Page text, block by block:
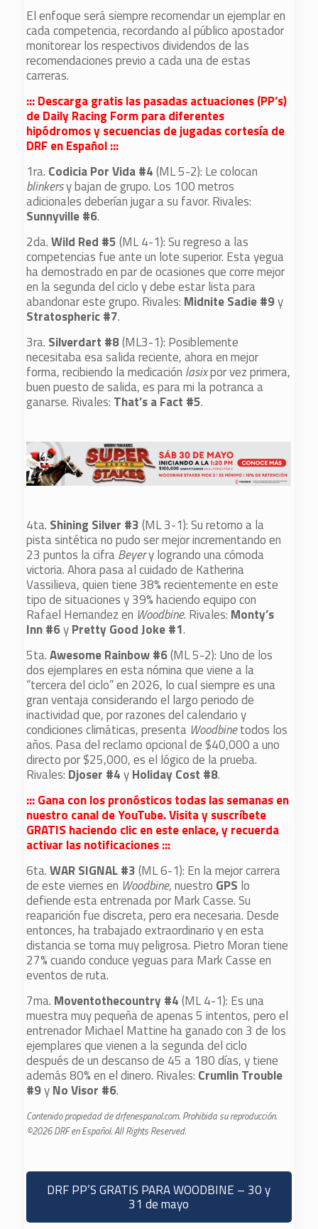
El enfoque será siempre recomendar un ejemplar en
cada competencia, recordando al público apostador
monitorear los respectivos dividendos de las
recomendaciones previo a cada una de estas
carreras.
::: Descarga gratis las pasadas actuaciones (PP’s)
de Daily Racing Form para diferentes
hipódromos y secuencias de jugadas cortesía de
DRF en Español :::
1ra. Codicia Por Vida #4(ML 5-2): Le colocan
blinkersy bajan de grupo. Los 100 metros
adicionales deberían jugar a su favor. Rivales:
Sunnyville #6.
2da.Wild Red #5(ML 4-1): Su regreso a las
competencias fue ante un lote superior. Esta yegua
ha demostrado en par de ocasiones que corre mejor
en la segunda del ciclo y debe estar lista para
abandonar este grupo. Rivales: Midnite Sadie #9y
Stratospheric #7.
3ra. Silverdart #8(ML3-1): Posiblemente
necesitaba esa salida reciente, ahora en mejor
forma, recibiendo la medicación lasixpor vez primera,
buen puesto de salida, es para mi la potranca a
ganarse. Rivales: That’s a Fact #5.
4ta. Shining Silver #3(ML 3-1): Su retorno a la
pista sintética no pudo ser mejor incrementando en
23 puntos la cifraBeyery logrando una cómoda
victoria. Ahora pasa al cuidado de Katherina
Vassilieva, quien tiene 38% recientemente en este
tipo de situaciones y 39% haciendo equipo con
Rafael Hernandez en Woodbine. Rivales: Monty’s
Inn #6yPretty Good Joke #1.
5ta.Awesome Rainbow #6(ML 5-2): Uno de los
dos ejemplares en esta nómina que viene a la
“tercera del ciclo” en 2026, lo cual siempre es una
gran ventaja considerando el largo periodo de
inactividad que, por razones del calendario y
condiciones climáticas, presenta Woodbinetodos los
años. Pasa del reclamo opcional de $40,000 a uno
directo por $25,000, es el lógico de la prueba.
Rivales: Djoser #4yHoliday Cost #8.
::: Gana con los pronósticos todas las semanas en
nuestro canal de YouTube. Visita y suscríbete
GRATIS haciendo clic en este enlace, y recuerda
activar las notificaciones :::
6ta.WAR SIGNAL #3(ML 6-1): En la mejor carrera
de este viernes en Woodbine, nuestro GPS lo
defiende esta entrenada por Mark Casse. Su
reaparición fue discreta, pero era necesaria. Desde
entonces, ha trabajado extraordinario y en esta
distancia se torna muy peligrosa. Pietro Moran tiene
27% cuando conduce yeguas para Mark Casse en
eventos de ruta.
7ma. Moventothecountry #4(ML 4-1): Es una
muestra muy pequeña de apenas 5 intentos, pero el
entrenador Michael Mattine ha ganado con 3 de los
ejemplares que vienen a la segunda del ciclo
después de un descanso de 45 a 180 días, y tiene
además 80% en el dinero. Rivales: Crumlin Trouble
#9yNo Visor #6.
Contenido propiedad de drfenespanol.com. Prohibida su reproducción.
©2026 DRF en Español. All Rights Reserved.
DRF PP’S GRATIS PARA WOODBINE – 30 y
31 de mayo